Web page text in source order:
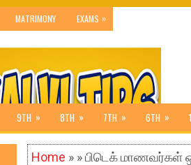
MATRIMONY EXAMS »
9TH » 8TH » 7TH » 6TH »
Home » » பிடெக் மாணவர்கள்